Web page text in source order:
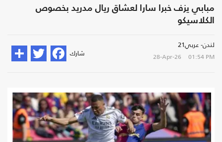
مبابي يزف خبرا سارا لعشاق ريال مدريد بخصوص
الكلاسيكو
لندن- عربي21
28-Apr-26 01:54 PM شارك